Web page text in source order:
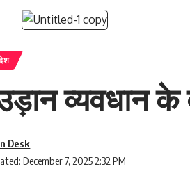
व्यवधान
December 7, 2025 2:32 PM
Desk